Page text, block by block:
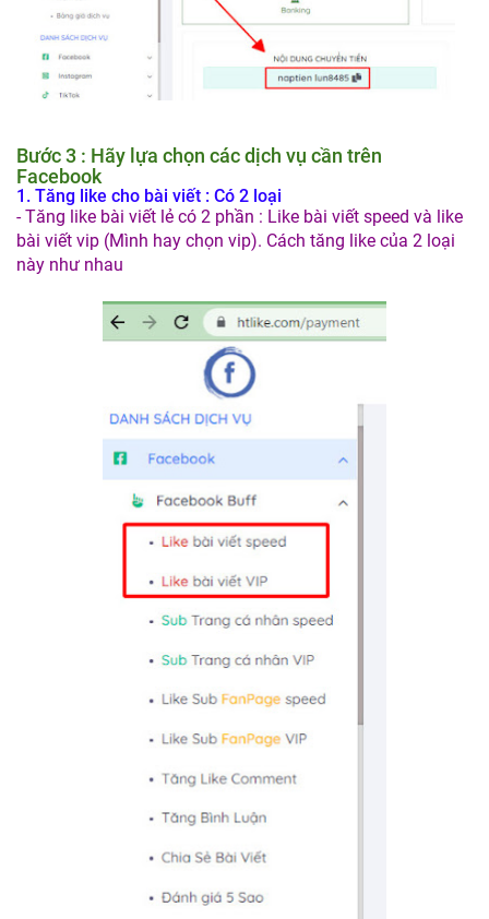
Bước 3 : Hãy lựa chọn các dịch vụ cần trên
Facebook
1. Tăng like cho bài viết : Có 2 loại
- Tăng like bài viết lẻ có 2 phần : Like bài viết speed và like
bài viết vip (Mình hay chọn vip). Cách tăng like của 2 loại
này như nhau